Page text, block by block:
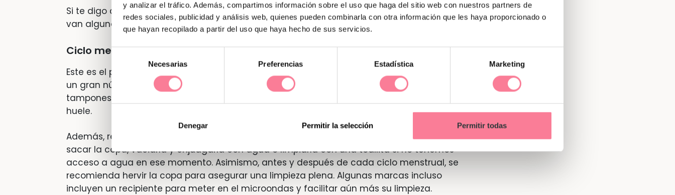
y analizar el tráfico. Además, compartimos información sobre el uso que haga del sitio web con nuestros partners de
redes sociales, publicidad y análisis web, quienes pueden combinarla con otra información que les haya proporcionado o
que hayan recopilado a partir del uso que haya hecho de sus servicios.
consentimiento
Necesarias Preferencias Estadística Marketing
Denegar Permitir la selección Permitir todas
Si te digo que la copa menstrual te reportará múltiples beneficios, me quedo corta. ¡Aquí te
van algunos!
Ciclo menstrual cómodo, limpio y natural
Este es el primero de los
un gran número de mujeres. La copa menstrual no absorbe la sangre (como hacen los
tampones), ya que esta queda recogida en el recipiente. Además, no mancha la ropa y no
huele.
Además, resultan muy
. Solamente tendremos que
sacar la copa, vaciarla y enjuagarla con agua o limpiarla con una toallita si no tenemos
acceso a agua en ese momento. Asimismo, antes y después de cada ciclo menstrual, se
recomienda hervir la copa para asegurar una limpieza plena. Algunas marcas incluso
incluyen un recipiente para meter en el microondas y facilitar aún más su limpieza.